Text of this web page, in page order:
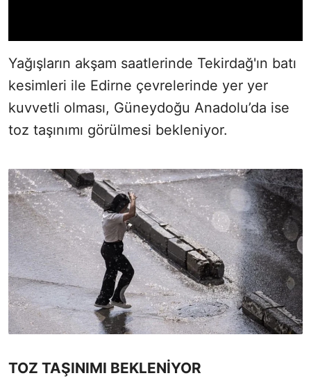
Yağışların akşam saatlerinde Tekirdağ'ın batı
kesimleri ile Edirne çevrelerinde yer yer
kuvvetli olması, Güneydoğu Anadolu’da ise
toz taşınımı görülmesi bekleniyor.
TOZ TAŞINIMI BEKLENİYOR